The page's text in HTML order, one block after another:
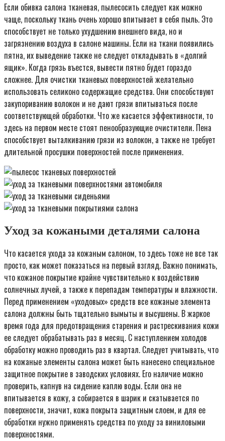
Если обивка салона тканевая, пылесосить следует как можно
чаще, поскольку ткань очень хорошо впитывает в себя пыль. Это
способствует не только ухудшению внешнего вида, но и
загрязнению воздуха в салоне машины. Если на ткани появились
пятна, их выведение также не следует откладывать в «долгий
ящик». Когда грязь въестся, вывести пятно будет гораздо
сложнее. Для очистки тканевых поверхностей желательно
использовать селиконо содержащие средства. Они способствуют
закупориванию волокон и не дают грязи впитываться после
соответствующей обработки. Что же касается эффективности, то
здесь на первом месте стоят пенообразующие очистители. Пена
способствует выталкиванию грязи из волокон, а также не требует
длительной просушки поверхностей после применения.
Уход за кожаными деталями салона
Что касается ухода за кожаным салоном, то здесь тоже не все так
просто, как может показаться на первый взгляд. Важно понимать,
что кожаное покрытие крайне чувствительно к воздействию
солнечных лучей, а также к перепадам температуры и влажности.
Перед применением «уходовых» средств все кожаные элемента
салона должны быть тщательно вымыты и высушены. В жаркое
время года для предотвращения старения и растрескивания кожи
ее следует обрабатывать раз в месяц. С наступлением холодов
обработку можно проводить раз в квартал. Следует учитывать, что
на кожаные элементы салона может быть нанесено специальное
защитное покрытие в заводских условиях. Его наличие можно
проверить, капнув на сидение каплю воды. Если она не
впитывается в кожу, а собирается в шарик и скатывается по
поверхности, значит, кожа покрыта защитным слоем, и для ее
обработки нужно применять средства по уходу за виниловыми
поверхностями.